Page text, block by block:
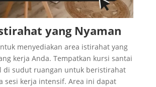
yang Nyaman
menyediakan area istirahat yang
kerja Anda. Tempatkan kursi santai
di sudut ruangan untuk beristirahat
sesi kerja intensif. Area ini dapat